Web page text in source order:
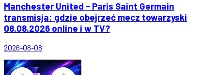
Manchester United - Paris Saint Germain
transmisja: gdzie obejrzeć mecz towarzyski
08.08.2026 online i w TV?
2026-08-08